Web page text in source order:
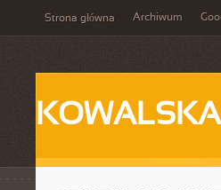
Strona główna Archiwum
KOWALSKA